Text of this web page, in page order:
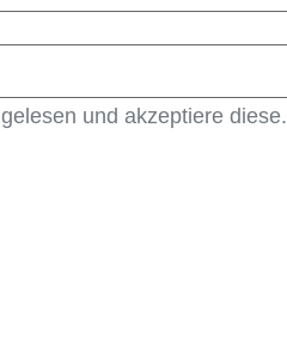
gelesen und akzeptiere diese.